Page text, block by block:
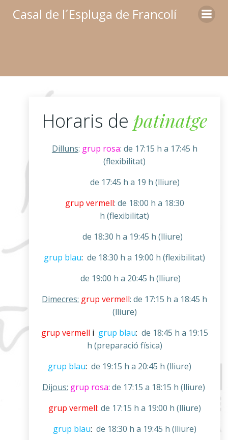
to
Casal de l´Espluga de Francolí
Horaris de patinatge
Dilluns: grup rosa: de 17:15 h a 17:45 h
(flexibilitat)
de 17:45 h a 19 h (lliure)
grup vermell: de 18:00 h a 18:30
h(flexibilitat)
de 18:30 h a 19:45 h (lliure)
grup blau: de 18:30 h a 19:00 h(flexibilitat)
de 19:00 h a 20:45 h (lliure)
Dimecres: grup vermell: de 17:15 h a 18:45 h
(lliure)
grup vermell i grup blau: de 18:45 h a 19:15
h (preparació física)
grup blau: de 19:15 h a 20:45 h (lliure)
Dijous: grup rosa: de 17:15 a 18:15 h (lliure)
grup vermell: de 17:15 h a 19:00 h (lliure)
grup blau: de 18:30 h a 19:45 h (lliure)